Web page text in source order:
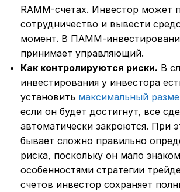
RAMM-счетах. Инвестор может
сотрудничество и вывести
момент. В ПАММ-
принимает управляющий.
Как контролируются риски. В
инвестирования у инвестора
установить максимальный
если он будет достигнут, все
автоматически закроются. При
бывает сложно правильно
риска, поскольку он мало
особенностями стратегии
счетов инвестор сохраняет